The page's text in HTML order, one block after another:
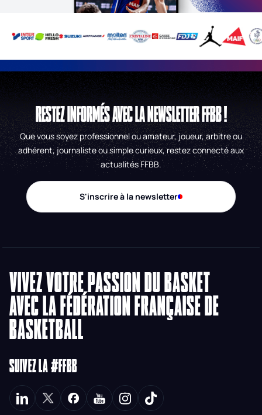
RESTEZ INFORMÉS AVEC LA NEWSLETTER FFBB !
Que vous soyez professionnel ou amateur, joueur, arbitre ou
adhérent, journaliste ou simple curieux, restez connecté aux
actualités FFBB.
S'inscrire à la newsletter
VIVEZ VOTRE PASSION DU BASKET
AVEC LA FÉDÉRATION FRANÇAISE DE
BASKETBALL
SUIVEZ LA #FFBB